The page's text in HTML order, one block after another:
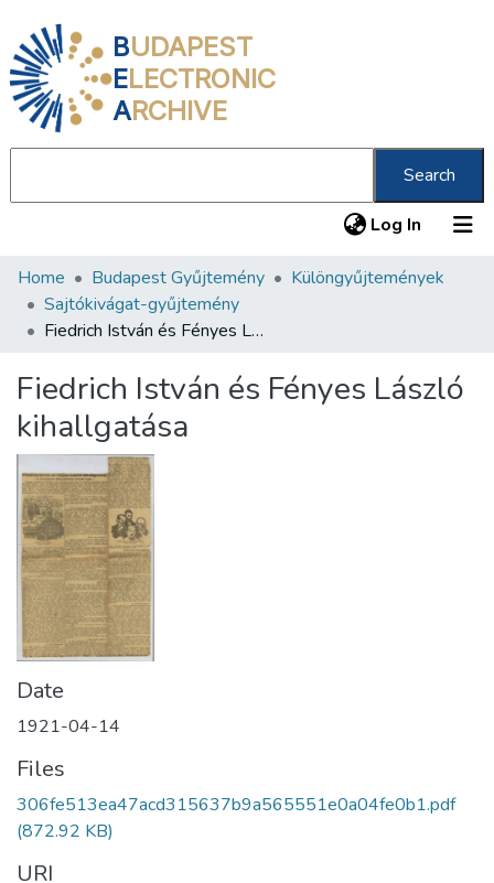
BUDAPEST
ELECTRONIC
ARCHIVE
Search
Log In (current)
Communities & Collections
All of DSpace
About us
Home Budapest Gyűjtemény
Különgyűjtemények
Sajtókivágat-gyűjtemény
Fiedrich István és Fényes László kihallgatása
Fiedrich István és Fényes László
kihallgatása
Date
1921-04-14
Files
306fe513ea47acd315637b9a565551e0a04fe0b1.pdf
(872.92 KB)
URI